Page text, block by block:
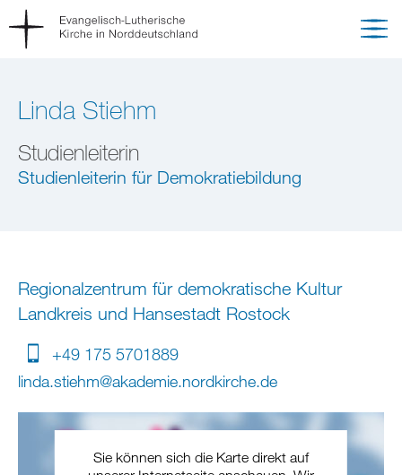
Linda Stiehm
Studienleiterin
Studienleiterin für Demokratiebildung
Regionalzentrum für demokratische Kultur
Landkreis und Hansestadt Rostock
+49 175 5701889
linda.stiehm@akademie.nordkirche.de
Sie können sich die Karte direkt auf